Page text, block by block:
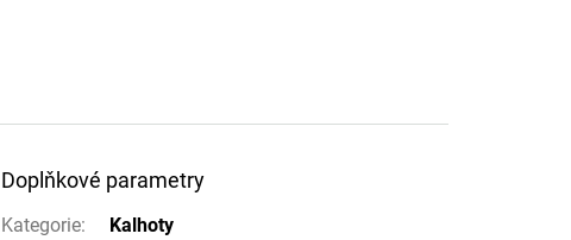
Doplňkové parametry
Kategorie:
Kalhoty